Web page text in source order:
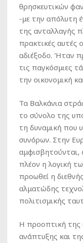
θρησκευτικών
-με την απόλυτη
της ανταλλαγής
πρακτικές αυτές
αδιέξοδο. Ήταν
τις παγκόσμιες
την οικονομική
Τα Βαλκάνια
το σύνολο της
τη δυναμική που
συνόρων. Στην
αμφισβητούνται,
πλέον η λογική
προωθεί η
αλματώδης
πολιτισμικής
Η προοπτική της
ανάπτυξης και